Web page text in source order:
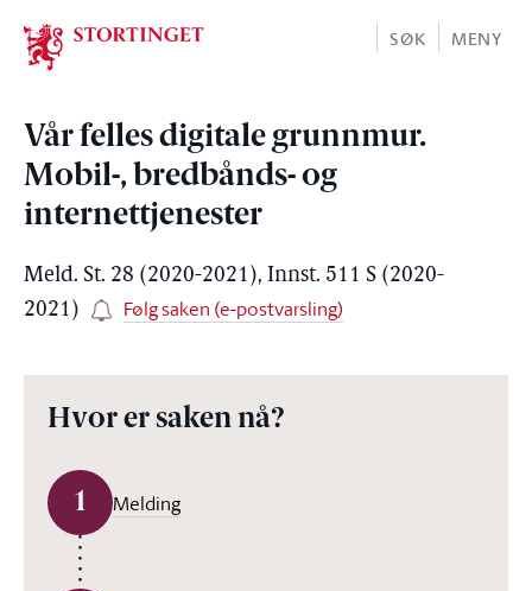
Stortinget.no
SØK MENY
Vår felles digitale grunnmur.
Mobil-, bredbånds- og
internettjenester
Meld. St. 28 (2020-2021), Innst. 511 S (2020-
2021)
Følg saken (e-postvarsling)
Hvor er saken nå?
1 Melding